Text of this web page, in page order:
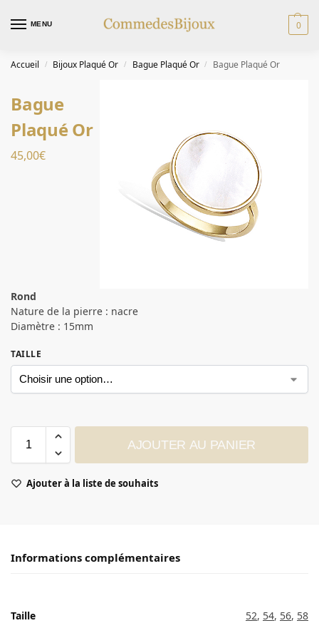
MENU 0
Accueil / Bijoux Plaqué Or / Bague Plaqué Or / Bague Plaqué Or
Bague
Plaqué Or
45,00€
Rond
Nature de la pierre : nacre
Diamètre : 15mm
TAILLE
AJOUTER AU PANIER
Ajouter à la liste de souhaits
Informations complémentaires
Taille 52, 54, 56, 58